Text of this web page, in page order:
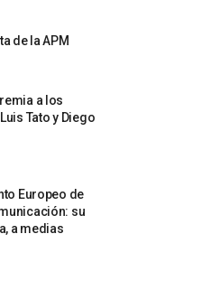
de la APM
a los
Tato y Diego
Europeo de
su
a medias